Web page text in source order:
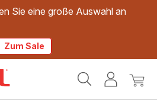
Sie eine große Auswahl an
Zum Sale
Mein
Mein